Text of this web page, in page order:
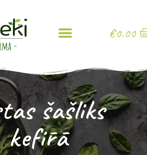
€0.00
šašliks
kefīrā